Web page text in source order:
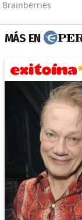
MÁS EN